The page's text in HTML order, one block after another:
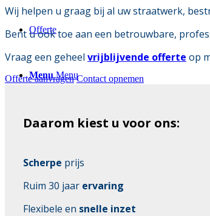
Offerte
Menu Menu
Wij helpen u graag bij al uw straatwerk,
Bent u ook toe aan een betrouwbare,
Vraag een geheel vrijblijvende offerte op
Offerte aanvragen Contact opnemen
Daarom kiest u voor ons:
Scherpe prijs
Ruim 30 jaar ervaring
Flexibele en snelle inzet